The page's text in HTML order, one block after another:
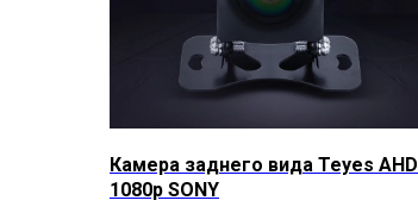
Камера заднего вида Teyes AHD
1080p SONY